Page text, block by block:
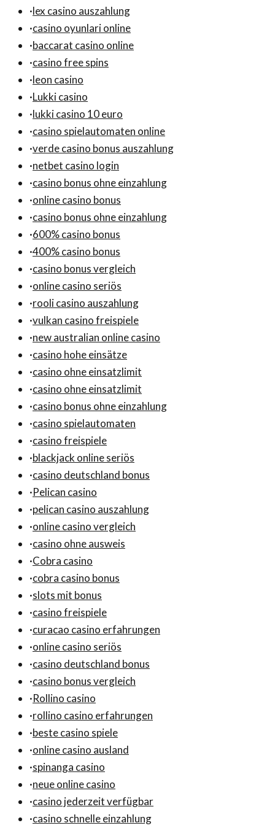
·lex casino auszahlung
·casino oyunlari online
·baccarat casino online
·casino free spins
·leon casino
·Lukki casino
·lukki casino 10 euro
·casino spielautomaten online
·verde casino bonus auszahlung
·netbet casino login
·casino bonus ohne einzahlung
·online casino bonus
·casino bonus ohne einzahlung
·600% casino bonus
·400% casino bonus
·casino bonus vergleich
·online casino seriös
·rooli casino auszahlung
·vulkan casino freispiele
·new australian online casino
·casino hohe einsätze
·casino ohne einsatzlimit
·casino ohne einsatzlimit
·casino bonus ohne einzahlung
·casino spielautomaten
·casino freispiele
·blackjack online seriös
·casino deutschland bonus
·Pelican casino
·pelican casino auszahlung
·online casino vergleich
·casino ohne ausweis
·Cobra casino
·cobra casino bonus
·slots mit bonus
·casino freispiele
·curacao casino erfahrungen
·online casino seriös
·casino deutschland bonus
·casino bonus vergleich
·Rollino casino
·rollino casino erfahrungen
·beste casino spiele
·online casino ausland
·spinanga casino
·neue online casino
·casino jederzeit verfügbar
·casino schnelle einzahlung